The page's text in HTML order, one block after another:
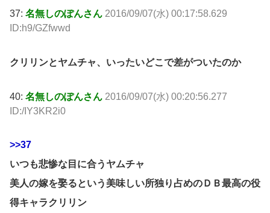
37: 名無しのぽんさん 2016/09/07(水) 00:17:58.629
ID:h9/GZfwwd
クリリンとヤムチャ、いったいどこで差がついたのか
40: 名無しのぽんさん 2016/09/07(水) 00:20:56.277
ID:/IY3KR2i0
>>37
いつも悲惨な目に合うヤムチャ
美人の嫁を娶るという美味しい所独り占めのＤＢ最高の役
得キャラクリリン